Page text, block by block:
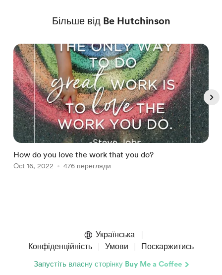
Більше від Be Hutchinson
How do you love the work that you do?
Oct 16, 2022 476 перегляди
Українська
Конфіденційність
Умови Поскаржитись
Запустіть власну сторінку Buy Me a Coffee